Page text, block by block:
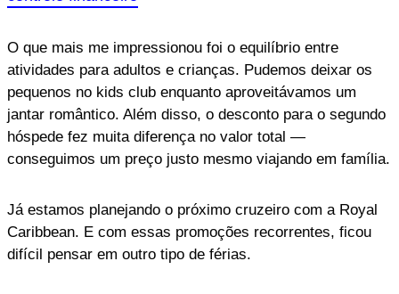
O que mais me impressionou foi o equilíbrio entre
atividades para adultos e crianças. Pudemos deixar os
pequenos no kids club enquanto aproveitávamos um
jantar romântico. Além disso, o desconto para o segundo
hóspede fez muita diferença no valor total —
conseguimos um preço justo mesmo viajando em família.
Já estamos planejando o próximo cruzeiro com a Royal
Caribbean. E com essas promoções recorrentes, ficou
difícil pensar em outro tipo de férias.